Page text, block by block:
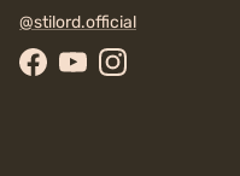
@stilord.official
Facebook
YouTubeInstagram